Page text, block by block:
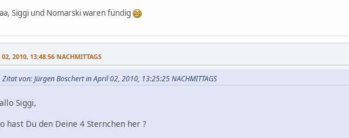
Siggi und Nomarski waren fündig
2010, 13:48:56 NACHMITTAGS
Zitat von: Jürgen Boschert in April 02, 2010, 13:25:25 NACHMITTAGS
Siggi,
hast Du den Deine 4 Sternchen her ?